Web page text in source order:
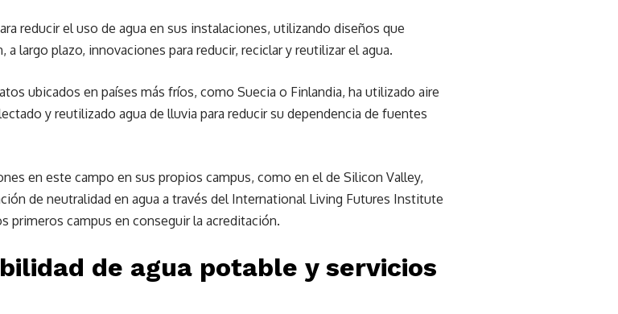
reducir el uso de agua en sus instalaciones, utilizando diseños que
largo plazo, innovaciones para reducir, reciclar y reutilizar el agua.
ubicados en países más fríos, como Suecia o Finlandia, ha utilizado aire
y reutilizado agua de lluvia para reducir su dependencia de fuentes
en este campo en sus propios campus, como en el de Silicon Valley,
de neutralidad en agua a través del International Living Futures Institute
primeros campus en conseguir la acreditación.
de agua potable y servicios